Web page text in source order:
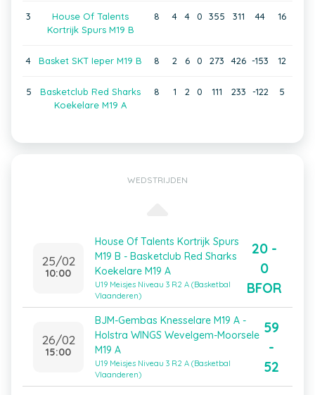
3
House Of Talents
Kortrijk Spurs M19 B
8 4 4 0 355 311 44 16
4 Basket SKT Ieper M19 B 8 2 6 0 273 426 -153 12
5
Basketclub Red Sharks
Koekelare M19 A
8 1 2 0 111 233 -122 5
WEDSTRIJDEN
25/02
10:00
House Of Talents Kortrijk Spurs
M19 B - Basketclub Red Sharks
Koekelare M19 A
U19 Meisjes Niveau 3 R2 A (Basketbal
Vlaanderen)
20 -
0
BFOR
26/02
15:00
BJM-Gembas Knesselare M19 A -
Holstra WINGS Wevelgem-Moorsele
M19 A
U19 Meisjes Niveau 3 R2 A (Basketbal
Vlaanderen)
59
-
52